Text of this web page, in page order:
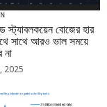
স্ট্যাবলকয়েন বোজের হার
সাথে আরও ভাল সময়ে
না
2025